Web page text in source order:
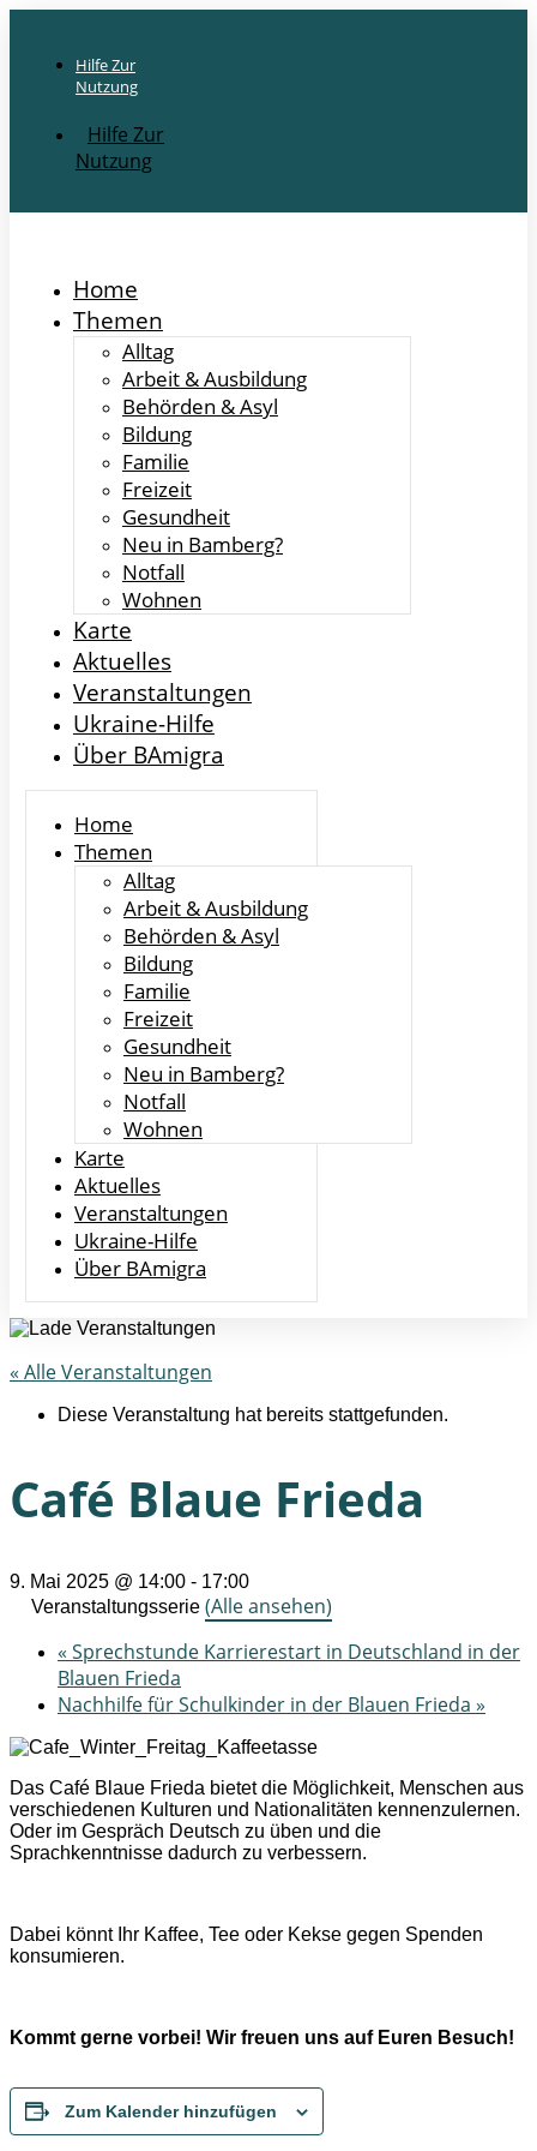
Hilfe Zur
Nutzung
Hilfe Zur
Nutzung
Home
Themen
Alltag
Arbeit & Ausbildung
Behörden & Asyl
Bildung
Familie
Freizeit
Gesundheit
Neu in Bamberg?
Notfall
Wohnen
Karte
Aktuelles
Veranstaltungen
Ukraine-Hilfe
Über BAmigra
Home
Themen
Alltag
Arbeit & Ausbildung
Behörden & Asyl
Bildung
Familie
Freizeit
Gesundheit
Neu in Bamberg?
Notfall
Wohnen
Karte
Aktuelles
Veranstaltungen
Ukraine-Hilfe
Über BAmigra
« Alle Veranstaltungen
Diese Veranstaltung hat bereits stattgefunden.
Café Blaue Frieda
9. Mai 2025 @ 14:00 - 17:00
Veranstaltungsserie (Alle ansehen)
« Sprechstunde Karrierestart in Deutschland in der
Blauen Frieda
Nachhilfe für Schulkinder in der Blauen Frieda »
Das Café Blaue Frieda bietet die Möglichkeit, Menschen aus
verschiedenen Kulturen und Nationalitäten kennenzulernen.
Oder im Gespräch Deutsch zu üben und die
Sprachkenntnisse dadurch zu verbessern.
Dabei könnt Ihr Kaffee, Tee oder Kekse gegen Spenden
konsumieren.
Kommt gerne vorbei! Wir freuen uns auf Euren Besuch!
Zum Kalender hinzufügen